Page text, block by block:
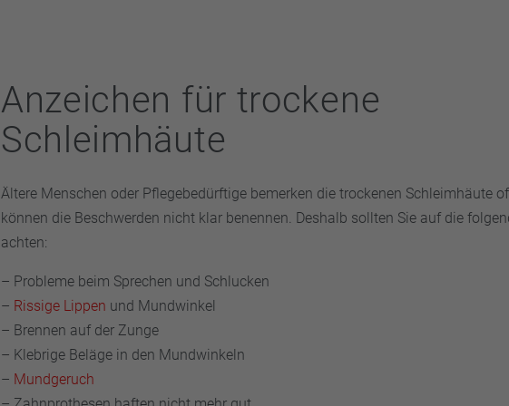
Anzeichen für trockene
Schleimhäute
Ältere Menschen oder Pflegebedürftige bemerken die trockenen Schleimhäute
können die Beschwerden nicht klar benennen. Deshalb sollten Sie auf die
achten:
– Probleme beim Sprechen und Schlucken
– Rissige Lippen und Mundwinkel
– Brennen auf der Zunge
– Klebrige Beläge in den Mundwinkeln
– Mundgeruch